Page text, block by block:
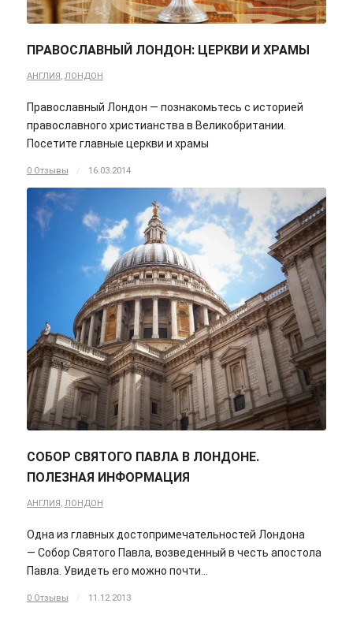
ПРАВОСЛАВНЫЙ ЛОНДОН: ЦЕРКВИ И ХРАМЫ
АНГЛИЯ , ЛОНДОН
Православный Лондон — познакомьтесь с историей
православного христианства в Великобритании.
Посетите главные церкви и храмы
0 Отзывы / 16.03.2014
СОБОР СВЯТОГО ПАВЛА В ЛОНДОНЕ.
ПОЛЕЗНАЯ ИНФОРМАЦИЯ
АНГЛИЯ , ЛОНДОН
Одна из главных достопримечательностей Лондона
— Собор Святого Павла, возведенный в честь апостола
Павла. Увидеть его можно почти…
0 Отзывы / 11.12.2013